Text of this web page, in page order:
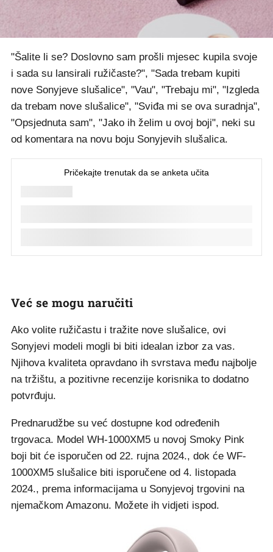
"Šalite li se? Doslovno sam prošli mjesec kupila svoje
i sada su lansirali ružičaste?", "Sada trebam kupiti
nove Sonyjeve slušalice", "Vau", "Trebaju mi", "Izgleda
da trebam nove slušalice", "Sviđa mi se ova suradnja",
"Opsjednuta sam", "Jako ih želim u ovoj boji", neki su
od komentara na novu boju Sonyjevih slušalica.
Već se mogu naručiti
Ako volite ružičastu i tražite nove slušalice, ovi
Sonyjevi modeli mogli bi biti idealan izbor za vas.
Njihova kvaliteta opravdano ih svrstava među najbolje
na tržištu, a pozitivne recenzije korisnika to dodatno
potvrđuju.
Prednarudžbe su već dostupne kod određenih
trgovaca. Model WH-1000XM5 u novoj Smoky Pink
boji bit će isporučen od 22. rujna 2024., dok će WF-
1000XM5 slušalice biti isporučene od 4. listopada
2024., prema informacijama u Sonyjevoj trgovini na
njemačkom Amazonu. Možete ih vidjeti ispod.